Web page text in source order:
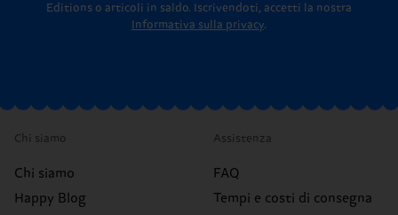
Editions o articoli in saldo.
Iscrivendoti, accetti la nostra
Informativa sulla privacy.
Chi siamo
Chi siamo
Happy Blog
Assistenza
FAQ
Tempi e costi di consegna